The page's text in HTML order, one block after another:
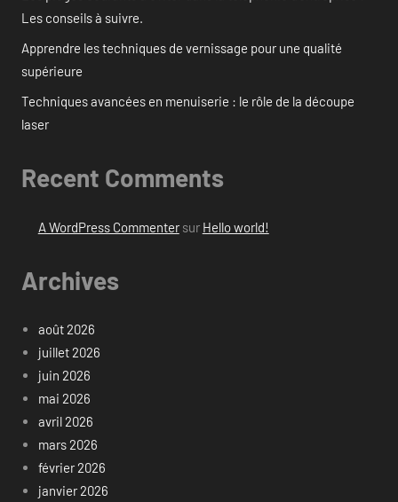
Les conseils à suivre.
Apprendre les techniques de vernissage pour une qualité
supérieure
Techniques avancées en menuiserie : le rôle de la découpe
laser
Recent Comments
A WordPress Commentersur Hello world!
Archives
août 2026
juillet 2026
juin 2026
mai 2026
avril 2026
mars 2026
février 2026
janvier 2026